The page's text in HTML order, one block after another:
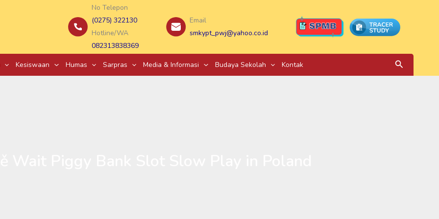
No Telepon
(0275) 322130
Hotline/WA
082313838369
Email
smkypt_pwj@yahoo.co.id
Kesiswaan Humas Sarpras Media & Informasi Budaya Sekolah Kontak Search